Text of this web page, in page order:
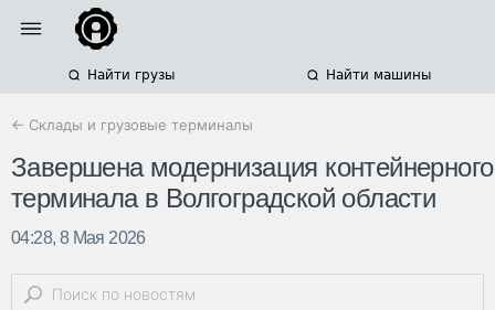
Найти грузы Найти машины
← Склады и грузовые терминалы
Завершена модернизация контейнерного
терминала в Волгоградской области
04:28, 8 Мая 2026